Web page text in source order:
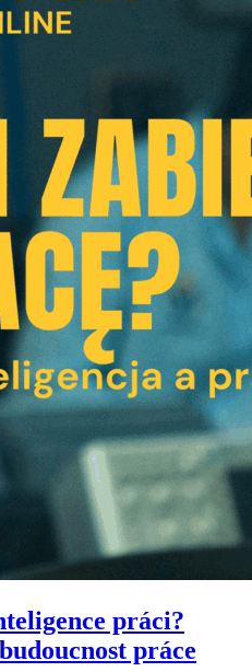
práci?
práce